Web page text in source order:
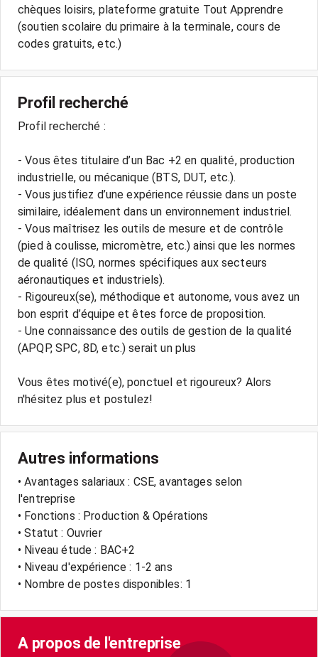
chèques loisirs, plateforme gratuite Tout Apprendre
(soutien scolaire du primaire à la terminale, cours de
codes gratuits, etc.)
Profil recherché
Profil recherché :
- Vous êtes titulaire d’un Bac +2 en qualité, production
industrielle, ou mécanique (BTS, DUT, etc.).
- Vous justifiez d’une expérience réussie dans un poste
similaire, idéalement dans un environnement industriel.
- Vous maîtrisez les outils de mesure et de contrôle
(pied à coulisse, micromètre, etc.) ainsi que les normes
de qualité (ISO, normes spécifiques aux secteurs
aéronautiques et industriels).
- Rigoureux(se), méthodique et autonome, vous avez un
bon esprit d’équipe et êtes force de proposition.
- Une connaissance des outils de gestion de la qualité
(APQP, SPC, 8D, etc.) serait un plus
Vous êtes motivé(e), ponctuel et rigoureux? Alors
n'hésitez plus et postulez!
Autres informations
• Avantages salariaux : CSE, avantages selon
l'entreprise
• Fonctions : Production & Opérations
• Statut : Ouvrier
• Niveau étude : BAC+2
• Niveau d'expérience : 1-2 ans
• Nombre de postes disponibles: 1
A propos de l'entreprise